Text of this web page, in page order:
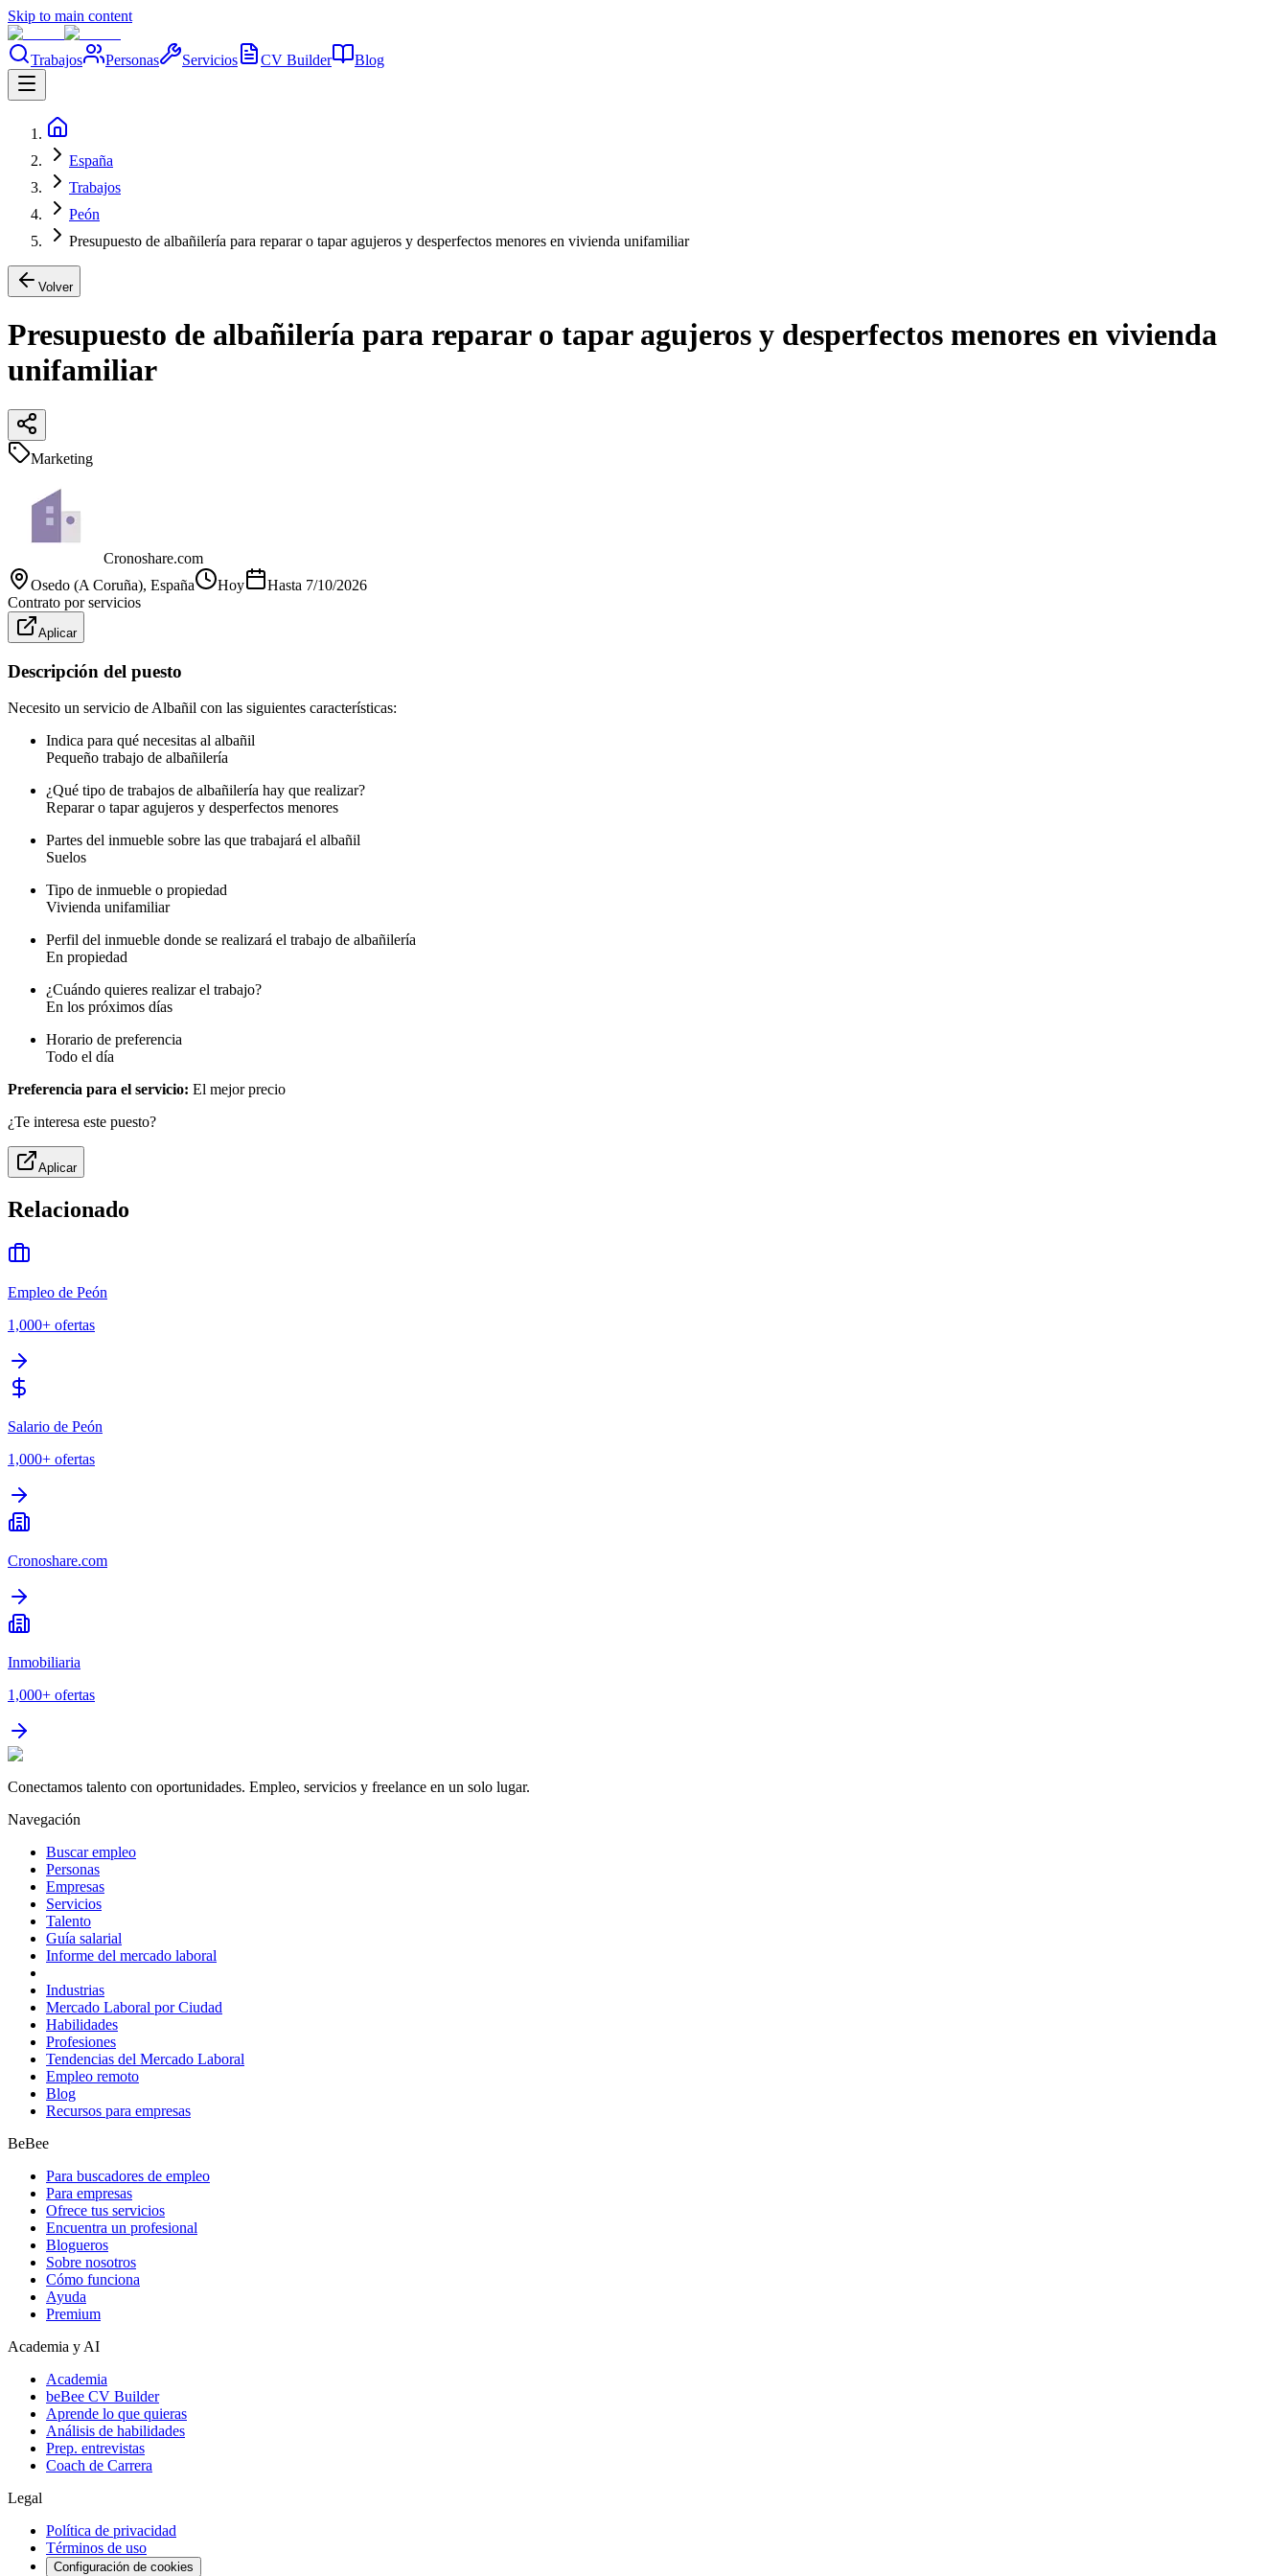
Skip to main content
Trabajos Personas Servicios CV Builder Blog
España
Trabajos
Peón
Presupuesto de albañilería para reparar o tapar agujeros y desperfectos menores en vivienda unifamiliar
Volver
Presupuesto de albañilería para reparar o tapar agujeros y desperfectos menores en vivienda
unifamiliar
Marketing
Cronoshare.com
Osedo (A Coruña), España Hoy Hasta 7/10/2026
Contrato por servicios
Aplicar
Descripción del puesto
Necesito un servicio de Albañil con las siguientes características:
Indica para qué necesitas al albañil
Pequeño trabajo de albañilería
¿Qué tipo de trabajos de albañilería hay que realizar?
Reparar o tapar agujeros y desperfectos menores
Partes del inmueble sobre las que trabajará el albañil
Suelos
Tipo de inmueble o propiedad
Vivienda unifamiliar
Perfil del inmueble donde se realizará el trabajo de albañilería
En propiedad
¿Cuándo quieres realizar el trabajo?
En los próximos días
Horario de preferencia
Todo el día
Preferencia para el servicio: El mejor precio
¿Te interesa este puesto?
Aplicar
Relacionado
Empleo de Peón
1,000+ ofertas
Salario de Peón
1,000+ ofertas
Cronoshare.com
Inmobiliaria
1,000+ ofertas
Conectamos talento con oportunidades. Empleo, servicios y freelance en un solo lugar.
Navegación
Buscar empleo
Personas
Empresas
Servicios
Talento
Guía salarial
Informe del mercado laboral
Industrias
Mercado Laboral por Ciudad
Habilidades
Profesiones
Tendencias del Mercado Laboral
Empleo remoto
Blog
Recursos para empresas
BeBee
Para buscadores de empleo
Para empresas
Ofrece tus servicios
Encuentra un profesional
Blogueros
Sobre nosotros
Cómo funciona
Ayuda
Premium
Academia y AI
Academia
beBee CV Builder
Aprende lo que quieras
Análisis de habilidades
Prep. entrevistas
Coach de Carrera
Legal
Política de privacidad
Términos de uso
Configuración de cookies